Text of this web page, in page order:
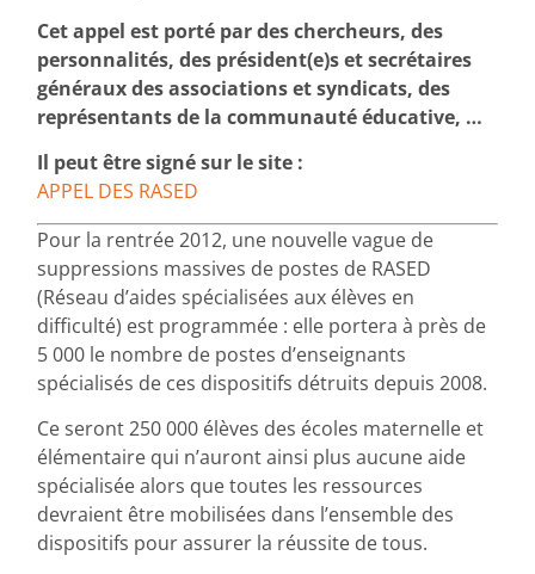
Cet appel est porté par des chercheurs, des
personnalités, des président(e)s et secrétaires
généraux des associations et syndicats, des
représentants de la communauté éducative, …
Il peut être signé sur le site :
APPEL DES RASED
Pour la rentrée 2012, une nouvelle vague de
suppressions massives de postes de RASED
(Réseau d’aides spécialisées aux élèves en
difficulté) est programmée : elle portera à près de
5 000 le nombre de postes d’enseignants
spécialisés de ces dispositifs détruits depuis 2008.
Ce seront 250 000 élèves des écoles maternelle et
élémentaire qui n’auront ainsi plus aucune aide
spécialisée alors que toutes les ressources
devraient être mobilisées dans l’ensemble des
dispositifs pour assurer la réussite de tous.